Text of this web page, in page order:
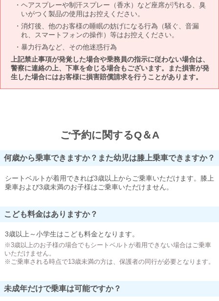
ヘアスプレーや制汗スプレー（香水）など座席が汚れる、臭
いがつく製品の使用はお控えください。
消灯後、他のお客様の睡眠の妨げになる行為（騒ぐ、音漏
れ、スマートフォンの操作）等はお控えください。
暴力行為など、その他迷惑行為
上記禁止事項が発覚した場合や乗務員の指示に従わない場合は、
警察に連絡の上、下車を命じる場合もございます。また損害が発
生した場合にはお客様に損害賠償請求を行うことがあります。
ご予約に関するQ＆A
何歳から乗車できますか？また幼児は膝上乗車できますか？
シートベルトが着用できれば3歳以上からご乗車いただけます。膝上
乗車および3歳未満のお子様はご乗車いただけません。
こども料金はありますか？
3歳以上～小学生はこども料金となります。
※3歳以上のお子様の場合でもシートベルトが着用できない場合はご乗車
いただけません。
※ご乗車される時点で13歳未満の方は、保護者の同行が必要となります。
未成年だけで乗車は可能ですか？